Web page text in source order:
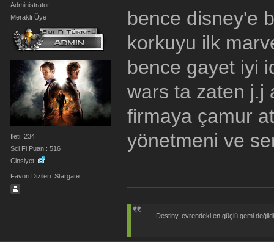
Administrator
Meraklı Üye
İleti: 234
Sci Fi Puanı: 516
Cinsiyet:
Favori Dizileri: Stargate
bence disney'e
korkuyu ilk
bence gayet iyi
wars ta zaten j.j
firmaya çamur
yönetmeni ve
Destiny, evrendeki en güçlü gemi